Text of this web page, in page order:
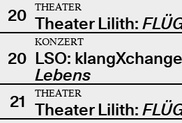
20
THEATER
Theater Lilith:
20
KONZERT
LSO: klangXchange
Lebens
21
THEATER
Theater Lilith: